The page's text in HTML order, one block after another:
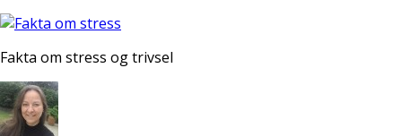
Fakta om stress og trivsel